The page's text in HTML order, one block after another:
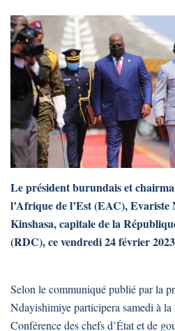
Le président burundais et
l’Afrique de l’Est (EAC), Evariste
Kinshasa, capitale de la
(RDC), ce vendredi 24 février
Selon le communiqué publié par la
Ndayishimiye participera samedi à la
Conférence des chefs d’État et de